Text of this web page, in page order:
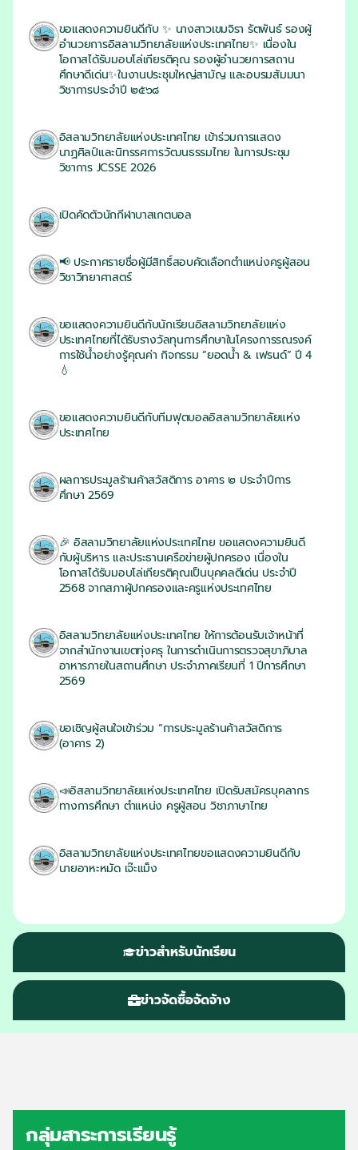
ข่าวสำหรับนักเรียน
ข่าวจัดซื้อจัดจ้าง
ขอแสดงความยินดีกับ ✨ นางสาวเขมจิรา รัตพันธ์ รองผู้
อำนวยการอิสลามวิทยาลัยแห่งประเทศไทย✨ เนื่องใน
โอกาสได้รับมอบโล่เกียรติคุณ รองผู้อำนวยการสถาน
ศึกษาดีเด่น✨ในงานประชุมใหญ่สามัญ และอบรมสัมมนา
วิชาการประจำปี ๒๕๖๘
อิสลามวิทยาลัยแห่งประเทศไทย เข้าร่วมการแสดง
นาฏศิลป์และนิทรรศการวัฒนธรรมไทย ในการประชุม
วิชาการ JCSSE 2026
เปิดคัดตัวนักกีฬาบาสเกตบอล
📢 ประกาศรายชื่อผู้มีสิทธิ์สอบคัดเลือกตำแหน่งครูผู้สอน
วิชาวิทยาศาสตร์
ขอแสดงความยินดีกับนักเรียนอิสลามวิทยาลัยแห่ง
ประเทศไทยที่ได้รับรางวัลทุนการศึกษาในโครงการรณรงค์
การใช้น้ำอย่างรู้คุณค่า กิจกรรม “ยอดน้ำ & เฟรนด์” ปี 4
💧
ขอแสดงความยินดีกับทีมฟุตบอลอิสลามวิทยาลัยแห่ง
ประเทศไทย
ผลการประมูลร้านค้าสวัสดิการ อาคาร ๒ ประจำปีการ
ศึกษา 2569
🎉 อิสลามวิทยาลัยแห่งประเทศไทย ขอแสดงความยินดี
กับผู้บริหาร และประธานเครือข่ายผู้ปกครอง เนื่องใน
โอกาสได้รับมอบโล่เกียรติคุณเป็นบุคคลดีเด่น ประจำปี
2568 จากสภาผู้ปกครองและครูแห่งประเทศไทย
อิสลามวิทยาลัยแห่งประเทศไทย ให้การต้อนรับเจ้าหน้าที่
จากสำนักงานเขตทุ่งครุ ในการดำเนินการตรวจสุขาภิบาล
อาหารภายในสถานศึกษา ประจำภาคเรียนที่ 1 ปีการศึกษา
2569
ขอเชิญผู้สนใจเข้าร่วม “การประมูลร้านค้าสวัสดิการ
(อาคาร 2)
📣อิสลามวิทยาลัยแห่งประเทศไทย เปิดรับสมัครบุคลากร
ทางการศึกษา ตำแหน่ง ครูผู้สอน วิชาภาษาไทย
อิสลามวิทยาลัยแห่งประเทศไทยขอแสดงความยินดีกับ
นายอาหะหมัด เจ๊ะแม็ง
กลุ่มสาระการเรียนรู้